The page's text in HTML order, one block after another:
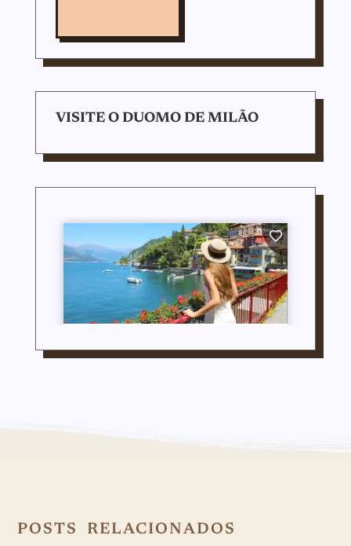
VISITE O DUOMO DE MILÃO
POSTS RELACIONADOS